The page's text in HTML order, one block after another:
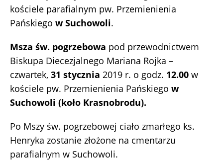
kościele parafialnym pw. Przemienienia
Pańskiego w Suchowoli.
Msza św. pogrzebowa pod przewodnictwem
Biskupa Diecezjalnego Mariana Rojka –
czwartek, 31 stycznia 2019 r. o godz. 12.00 w
kościele pw. Przemienienia Pańskiego w
Suchowoli (koło Krasnobrodu).
Po Mszy św. pogrzebowej ciało zmarłego ks.
Henryka zostanie złożone na cmentarzu
parafialnym w Suchowoli.